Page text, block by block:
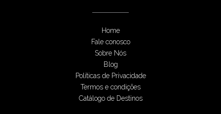
Home
Fale conosco
Sobre Nós
Blog
Políticas de Privacidade
Termos e condições
Catálogo de Destinos